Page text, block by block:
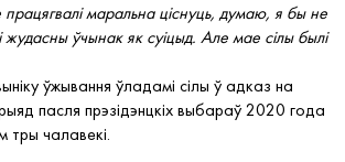
маральна ціснуць, думаю, я бы не
ўчынак як суіцыд. Але мае сілы былі
ўжывання ўладамі сілы ў адказ на
пасля прэзідэнцкіх выбараў 2020 года
тры чалавекі.